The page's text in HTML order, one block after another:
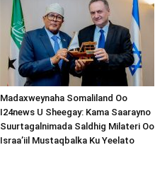
Madaxweynaha Somaliland Oo
I24news U Sheegay: Kama Saarayno
Suurtagalnimada Saldhig Milateri Oo
Israa’iil Mustaqbalka Ku Yeelato